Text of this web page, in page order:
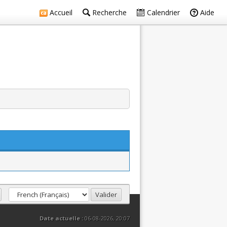
Accueil Recherche Calendrier Aide
Date actuelle :06-08-2026, 20:07